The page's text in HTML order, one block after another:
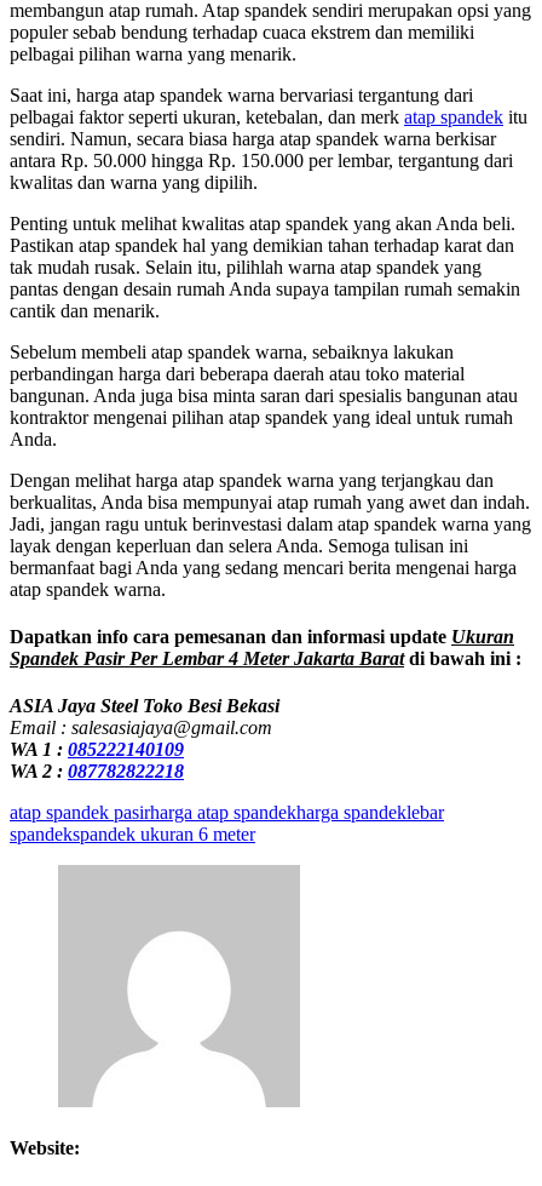
membangun atap rumah. Atap spandek sendiri merupakan opsi yang
populer sebab bendung terhadap cuaca ekstrem dan memiliki
pelbagai pilihan warna yang menarik.
Saat ini, harga atap spandek warna bervariasi tergantung dari
pelbagai faktor seperti ukuran, ketebalan, dan merk atap spandek itu
sendiri. Namun, secara biasa harga atap spandek warna berkisar
antara Rp. 50.000 hingga Rp. 150.000 per lembar, tergantung dari
kwalitas dan warna yang dipilih.
Penting untuk melihat kwalitas atap spandek yang akan Anda beli.
Pastikan atap spandek hal yang demikian tahan terhadap karat dan
tak mudah rusak. Selain itu, pilihlah warna atap spandek yang
pantas dengan desain rumah Anda supaya tampilan rumah semakin
cantik dan menarik.
Sebelum membeli atap spandek warna, sebaiknya lakukan
perbandingan harga dari beberapa daerah atau toko material
bangunan. Anda juga bisa minta saran dari spesialis bangunan atau
kontraktor mengenai pilihan atap spandek yang ideal untuk rumah
Anda.
Dengan melihat harga atap spandek warna yang terjangkau dan
berkualitas, Anda bisa mempunyai atap rumah yang awet dan indah.
Jadi, jangan ragu untuk berinvestasi dalam atap spandek warna yang
layak dengan keperluan dan selera Anda. Semoga tulisan ini
bermanfaat bagi Anda yang sedang mencari berita mengenai harga
atap spandek warna.
Dapatkan info cara pemesanan dan informasi update Ukuran
Spandek Pasir Per Lembar 4 Meter Jakarta Baratdi bawah ini :
ASIA Jaya Steel Toko Besi Bekasi
Email : salesasiajaya@gmail.com
WA 1 : 085222140109
WA 2 : 087782822218
atap spandek pasirharga atap spandekharga spandeklebar
spandekspandek ukuran 6 meter
Website: